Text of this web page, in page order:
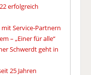
erfolgreich
Service-Partnern
– „Einer für alle“
Schwerdt geht in
25 Jahren